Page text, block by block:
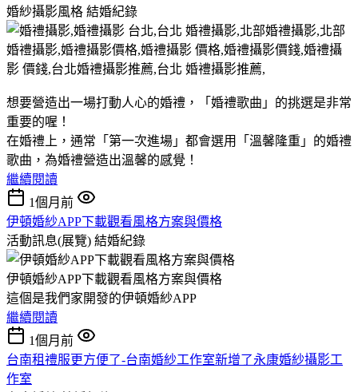
婚紗攝影風格 結婚紀錄
想要營造出一場打動人心的婚禮，「婚禮歌曲」的挑選是非常
重要的喔！
在婚禮上，通常「第一次進場」都會選用「溫馨隆重」的婚禮
歌曲，為婚禮營造出溫馨的感覺！
繼續閱讀
1個月前
伊頓婚紗APP下載觀看風格方案與價格
活動訊息(展覽) 結婚紀錄
伊頓婚紗APP下載觀看風格方案與價格
這個是我們家開發的伊頓婚紗APP
繼續閱讀
1個月前
台南租禮服更方便了-台南婚紗工作室新增了永康婚紗攝影工
作室